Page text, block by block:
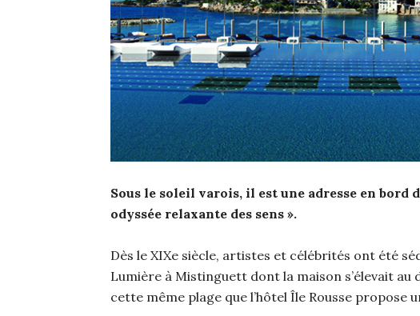
Sous le soleil varois, il est une adresse en
odyssée relaxante des sens ».
Dès le XIXe siècle, artistes et célébrités ont été
Lumière à Mistinguett dont la maison s’élevait au
cette même plage que l’hôtel Île Rousse propose